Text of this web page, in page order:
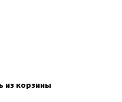
из корзины